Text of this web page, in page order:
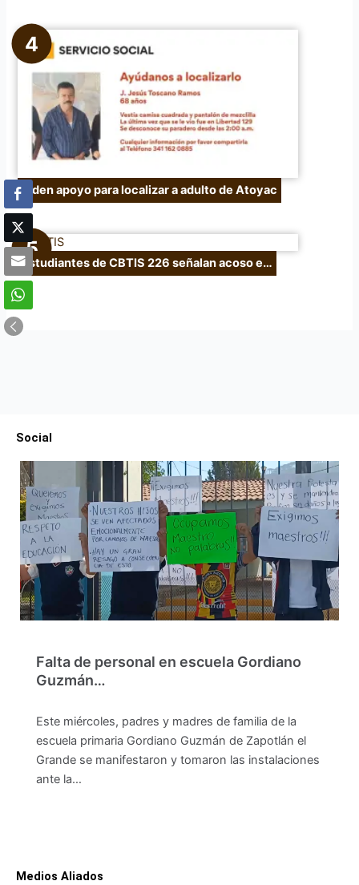
Piden apoyo para localizar a adulto de Atoyac
Estudiantes de CBTIS 226 señalan acoso e…
Social
Falta de personal en escuela Gordiano
Guzmán…
Este miércoles, padres y madres de familia de la
escuela primaria Gordiano Guzmán de Zapotlán el
Grande se manifestaron y tomaron las instalaciones
ante la…
Medios Aliados